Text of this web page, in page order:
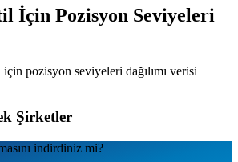
İçin Pozisyon Seviyeleri
için pozisyon seviyeleri dağılımı verisi
Şirketler
indirdiniz mi?